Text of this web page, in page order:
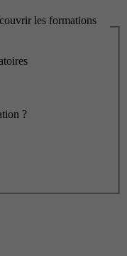
les formations
?